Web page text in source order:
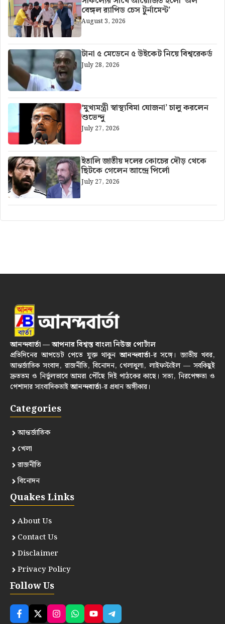
বেঙ্গল র‍্যাপিড চেস টুর্নামেন্ট’
August 3, 2026
টানা ৫ মেডেনে ৫ উইকেট নিয়ে বিশ্বরেকর্ড
July 28, 2026
‘মুখ্যমন্ত্রী স্বাস্থ্যবিমা যোজনা’ চালু করলেন
শুভেন্দু
July 27, 2026
ইতালি জাতীয় দলের কোচের দৌড় থেকে
ছিটকে গেলেন আন্দ্রে পির্লো
July 27, 2026
আনন্দবার্তা — আপনার বিশ্বস্ত বাংলা নিউজ পোর্টাল
প্রতিদিনের আপডেট পেতে যুক্ত থাকুনআনন্দবার্তা-র সঙ্গে। জাতীয় খবর,
আন্তর্জাতিক সংবাদ, রাজনীতি, বিনোদন, খেলাধুলা, লাইফস্টাইল — সবকিছুই
দ্রুততম ও নির্ভুলভাবে আমরা পৌঁছে দিই পাঠকের কাছে। সত্য, নিরপেক্ষতা ও
পেশাদার সাংবাদিকতাইআনন্দবার্তা-র প্রধান অঙ্গীকার।
Categories
আন্তর্জাতিক
খেলা
রাজনীতি
বিনোদন
Quakes Links
About Us
Contact Us
Disclaimer
Privacy Policy
Follow Us